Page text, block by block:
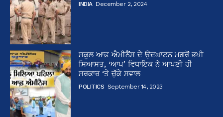
INDIA December 2, 2024
ਸਕੂਲ ਆਫ਼ ਐਮੀਨੈਂਸ ਦੇ ਉਦਘਾਟਨ ਮਗਰੋਂ ਭਖੀ
ਸਿਆਸਤ, ‘ਆਪ’ ਵਿਧਾਇਕ ਨੇ ਆਪਣੀ ਹੀ
ਸਰਕਾਰ ‘ਤੇ ਚੁੱਕੇ ਸਵਾਲ
POLITICS September 14, 2023